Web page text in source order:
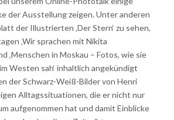
der Ausstellung zeigen. Unter anderen
der Illustrierten ‚Der Stern‘ zu sehen,
‚Wir sprachen mit Nikita
‚Menschen in Moskau – Fotos, wie sie
Westen sah‘ inhaltlich angekündigt
der Schwarz-Weiß-Bilder von Henri
Alltagssituationen, die er nicht nur
aufgenommen hat und damit Einblicke